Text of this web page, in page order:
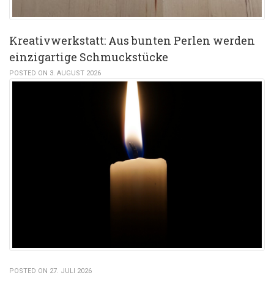
Kreativwerkstatt: Aus bunten Perlen werden
einzigartige Schmuckstücke
POSTED ON 3. AUGUST 2026
POSTED ON 27. JULI 2026